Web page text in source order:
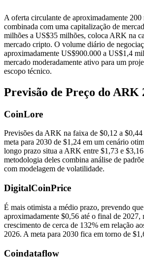
A oferta circulante de aproximadamente 200
combinada com uma capitalização de
milhões a US$35 milhões, coloca ARK na
mercado cripto. O volume diário de
aproximadamente US$900.000 a US$1,4
mercado moderadamente ativo para um
escopo técnico.
Previsão de Preço do ARK
CoinLore
Previsões da ARK na faixa de $0,12 a
meta para 2030 de $1,24 em um cenário
longo prazo situa a ARK entre $1,73 e
metodologia deles combina análise de
com modelagem de volatilidade.
DigitalCoinPrice
É mais otimista a médio prazo, prevendo
aproximadamente $0,56 até o final de 2027,
crescimento de cerca de 132% em relação
2026. A meta para 2030 fica em torno de
Coindataflow